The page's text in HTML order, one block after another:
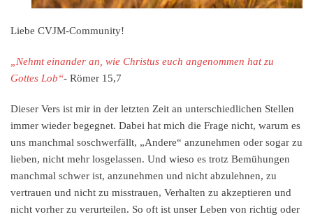
Liebe CVJM-Community!
„Nehmt einander an, wie Christus euch angenommen hat zu
Gottes Lob“- Römer 15,7
Dieser Vers ist mir in der letzten Zeit an unterschiedlichen Stellen
immer wieder begegnet. Dabei hat mich die Frage nicht, warum es
uns manchmal soschwerfällt, „Andere“ anzunehmen oder sogar zu
lieben, nicht mehr losgelassen. Und wieso es trotz Bemühungen
manchmal schwer ist, anzunehmen und nicht abzulehnen, zu
vertrauen und nicht zu misstrauen, Verhalten zu akzeptieren und
nicht vorher zu verurteilen. So oft ist unser Leben von richtig oder